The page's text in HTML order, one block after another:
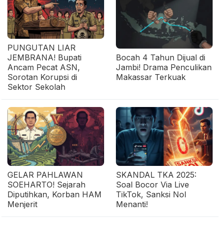
PUNGUTAN LIAR
JEMBRANA! Bupati
Ancam Pecat ASN,
Sorotan Korupsi di
Sektor Sekolah
Bocah 4 Tahun Dijual di
Jambi! Drama Penculikan
Makassar Terkuak
GELAR PAHLAWAN
SOEHARTO! Sejarah
Diputihkan, Korban HAM
Menjerit
SKANDAL TKA 2025:
Soal Bocor Via Live
TikTok, Sanksi Nol
Menanti!